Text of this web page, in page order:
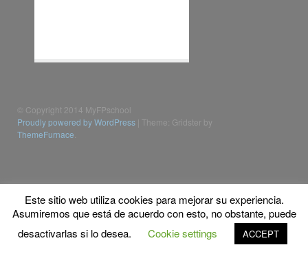
© Copyright 2014 MyFPschool
Proudly powered by WordPress Theme: Gridster by
ThemeFurnace
Este sitio web utiliza cookies para mejorar su experiencia.
Asumiremos que está de acuerdo con esto, no obstante, puede
desactivarlas si lo desea.
Cookie settings ACCEPT